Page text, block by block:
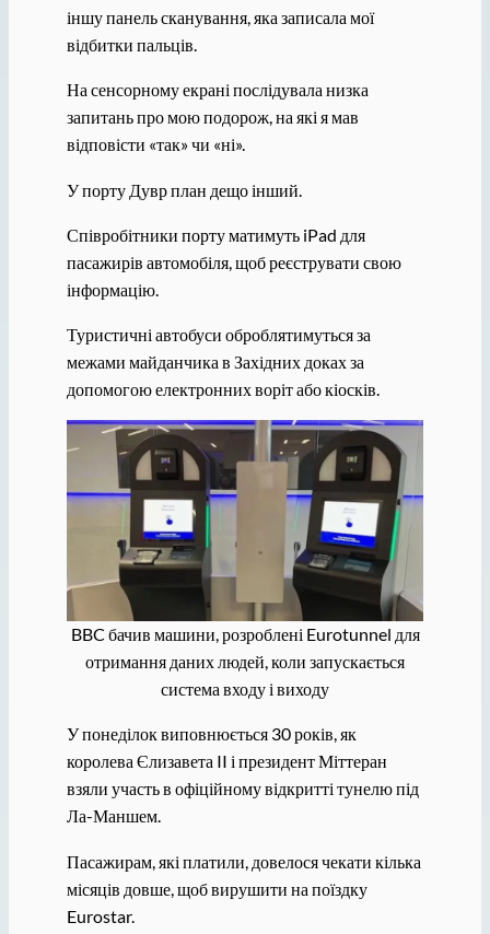
іншу панель сканування, яка записала мої
відбитки пальців.
На сенсорному екрані послідувала низка
запитань про мою подорож, на які я мав
відповісти «так» чи «ні».
У порту Дувр план дещо інший.
Співробітники порту матимуть iPad для
пасажирів автомобіля, щоб реєструвати свою
інформацію.
Туристичні автобуси оброблятимуться за
межами майданчика в Західних доках за
допомогою електронних воріт або кіосків.
BBC бачив машини, розроблені Eurotunnel для
отримання даних людей, коли запускається
система входу і виходу
У понеділок виповнюється 30 років, як
королева Єлизавета II і президент Міттеран
взяли участь в офіційному відкритті тунелю під
Ла-Маншем.
Пасажирам, які платили, довелося чекати кілька
місяців довше, щоб вирушити на поїздку
Eurostar.